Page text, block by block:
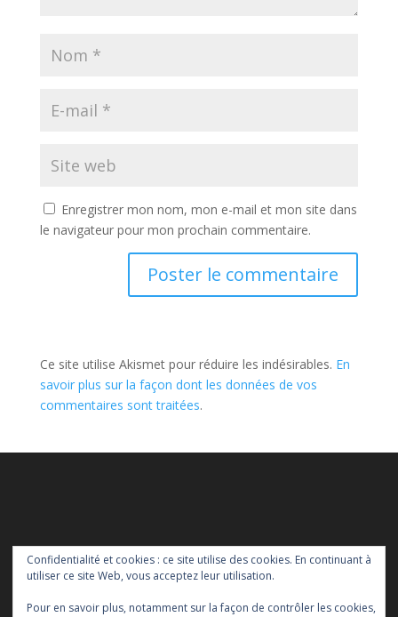
Enregistrer mon nom, mon e-mail et mon site dans
le navigateur pour mon prochain commentaire.
Ce site utilise Akismet pour réduire les indésirables. En
savoir plus sur la façon dont les données de vos
commentaires sont traitées.
Confidentialité et cookies : ce site utilise des cookies. En continuant à
utiliser ce site Web, vous acceptez leur utilisation.
Pour en savoir plus, notamment sur la façon de contrôler les cookies,